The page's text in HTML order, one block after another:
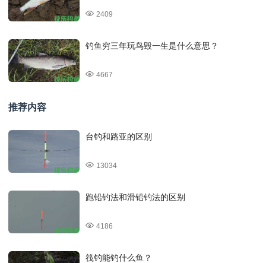
2409
钓鱼穷三年玩鸟毁一生是什么意思？
4667
推荐内容
台钓和路亚的区别
13034
跑铅钓法和滑铅钓法的区别
4186
筏钓能钓什么鱼？